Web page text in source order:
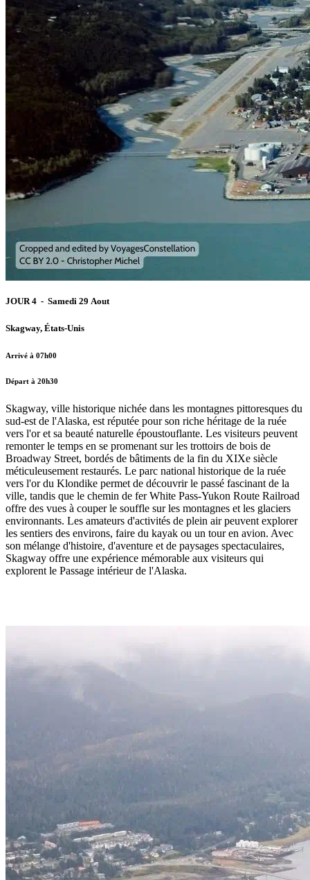
JOUR 4 - Samedi 29 Aout
Skagway, États-Unis
Arrivé à 07h00
Départ à 20h30
Skagway, ville historique nichée dans les montagnes pittoresques du
sud-est de l'Alaska, est réputée pour son riche héritage de la ruée
vers l'or et sa beauté naturelle époustouflante. Les visiteurs peuvent
remonter le temps en se promenant sur les trottoirs de bois de
Broadway Street, bordés de bâtiments de la fin du XIXe siècle
méticuleusement restaurés. Le parc national historique de la ruée
vers l'or du Klondike permet de découvrir le passé fascinant de la
ville, tandis que le chemin de fer White Pass-Yukon Route Railroad
offre des vues à couper le souffle sur les montagnes et les glaciers
environnants. Les amateurs d'activités de plein air peuvent explorer
les sentiers des environs, faire du kayak ou un tour en avion. Avec
son mélange d'histoire, d'aventure et de paysages spectaculaires,
Skagway offre une expérience mémorable aux visiteurs qui
explorent le Passage intérieur de l'Alaska.